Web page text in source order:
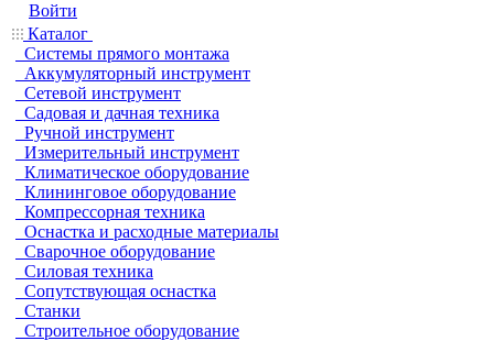
Войти
Каталог
Системы прямого монтажа
Аккумуляторный инструмент
Сетевой инструмент
Садовая и дачная техника
Ручной инструмент
Измерительный инструмент
Климатическое оборудование
Клининговое оборудование
Компрессорная техника
Оснастка и расходные материалы
Сварочное оборудование
Силовая техника
Сопутствующая оснастка
Станки
Строительное оборудование